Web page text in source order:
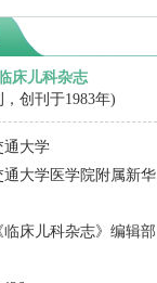
床儿科杂志
，创刊于1983年)
通大学
通大学医学院附属新华
临床儿科杂志》编辑部